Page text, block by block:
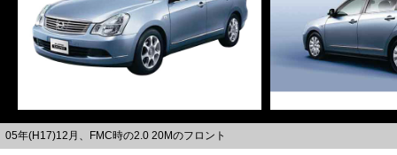
05年(H17)12月、FMC時の2.0 20Mのフロント